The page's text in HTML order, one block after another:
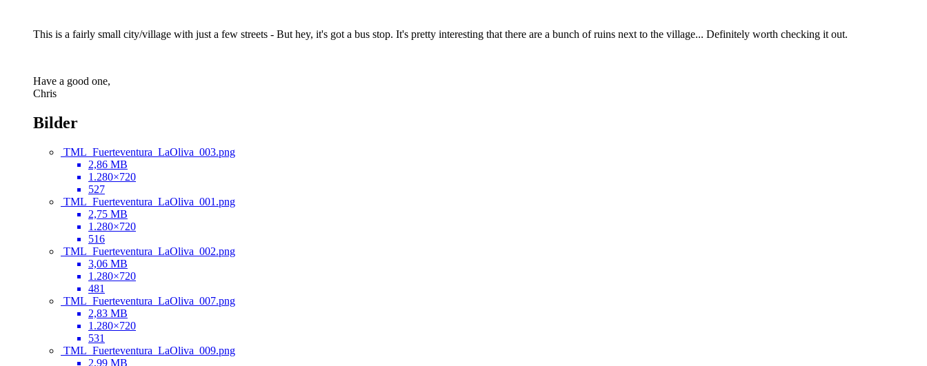
This is a fairly small city/village with just a few streets - But hey, it's got a bus stop. It's pretty interesting that there are a bunch of ruins next to the village... Definitely worth checking it out.
Have a good one,
Chris
Bilder
TML_Fuerteventura_LaOliva_003.png
2,86 MB
1.280×720
527
TML_Fuerteventura_LaOliva_001.png
2,75 MB
1.280×720
516
TML_Fuerteventura_LaOliva_002.png
3,06 MB
1.280×720
481
TML_Fuerteventura_LaOliva_007.png
2,83 MB
1.280×720
531
TML_Fuerteventura_LaOliva_009.png
2,99 MB